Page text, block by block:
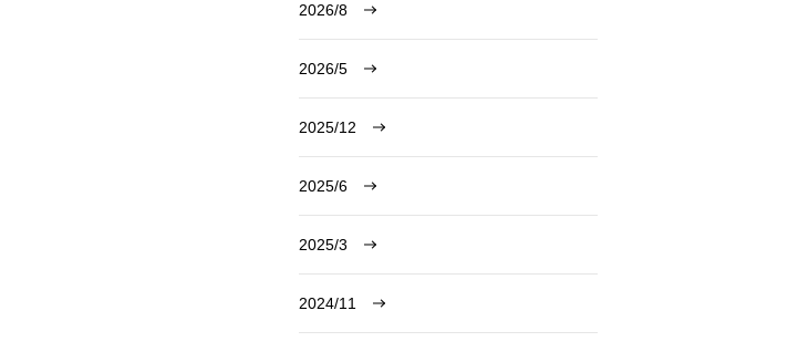
2026/8
2026/5
2025/12
2025/6
2025/3
2024/11